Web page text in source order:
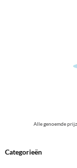
Alle genoemde
Categorieën